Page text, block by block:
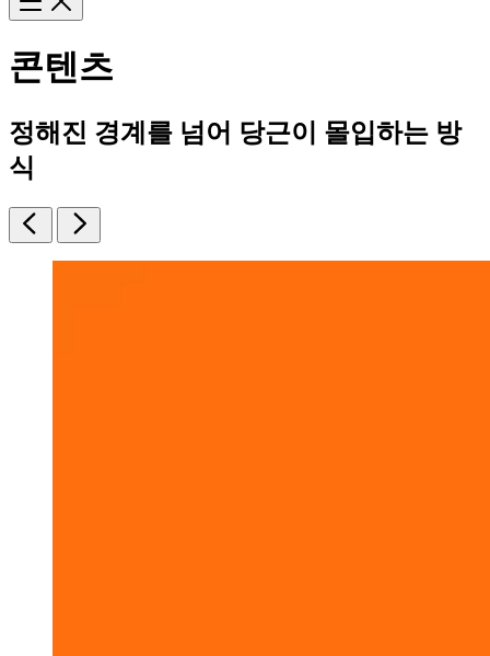
콘텐츠
정해진 경계를 넘어 당근이 몰입하는 방
식